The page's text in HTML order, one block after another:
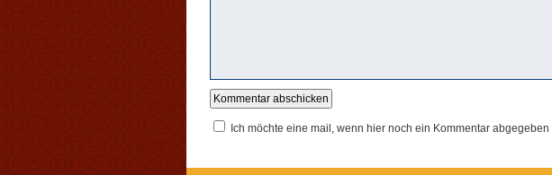
Ich möchte eine mail, wenn hier noch ein Kommentar abgegeben